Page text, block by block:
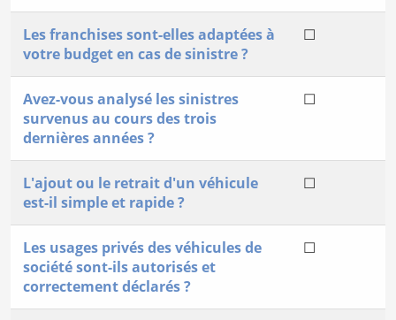
Les franchises sont-elles adaptées à
votre budget en cas de sinistre ?
☐
Avez-vous analysé les sinistres
survenus au cours des trois
dernières années ?
☐
L'ajout ou le retrait d'un véhicule
est-il simple et rapide ?
☐
Les usages privés des véhicules de
société sont-ils autorisés et
correctement déclarés ?
☐